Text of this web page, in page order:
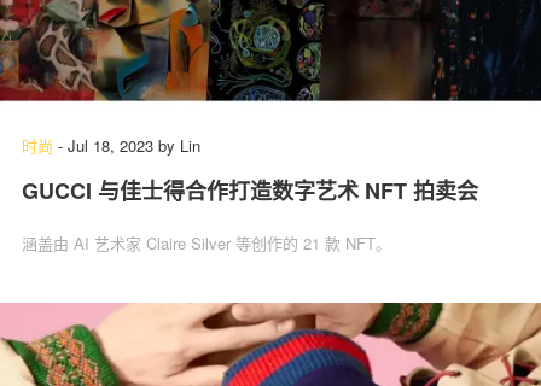
时尚 - Jul 18, 2023 by Lin
GUCCI 与佳士得合作打造数字艺术 NFT 拍卖会
涵盖由 AI 艺术家 Claire Silver 等创作的 21 款 NFT。